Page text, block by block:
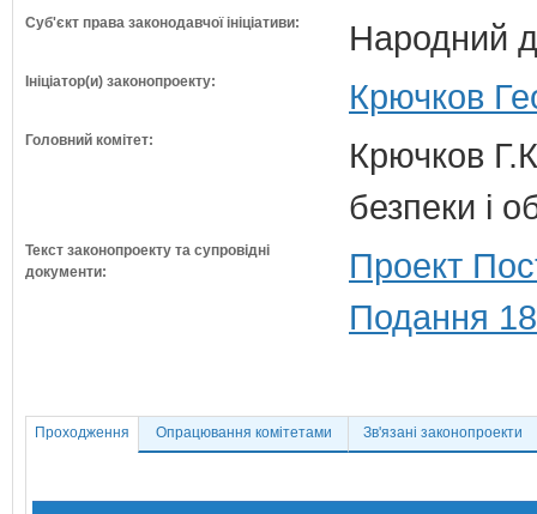
Суб'єкт права законодавчої ініціативи: Народний
Ініціатор(и) законопроекту: Крючков
Головний комітет:
Крючков
безпеки і
Текст законопроекту та супровідні
документи:
Проект
Подання
Проходження Опрацювання комітетами Зв'язані законопроекти